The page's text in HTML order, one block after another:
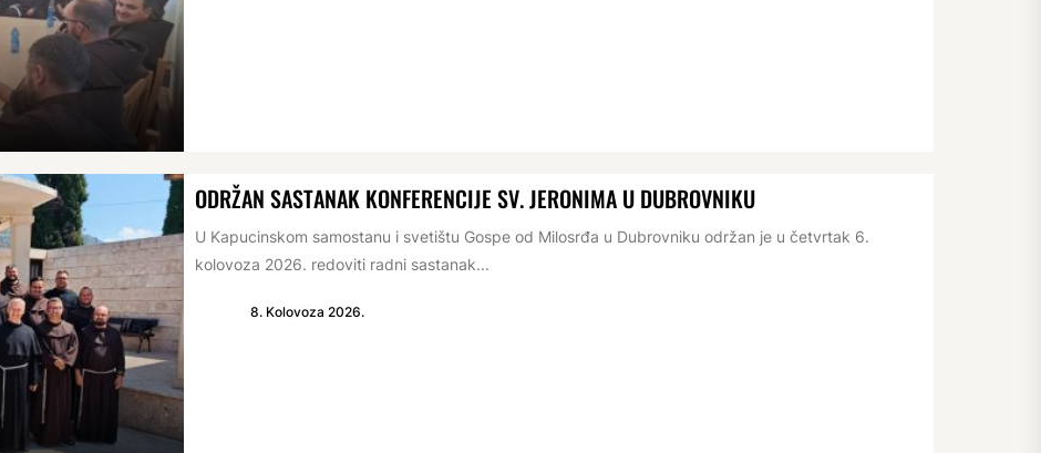
ODRŽAN SASTANAK KONFERENCIJE SV. JERONIMA U DUBROVNIKU
U Kapucinskom samostanu i svetištu Gospe od Milosrđa u Dubrovniku održan je u četvrtak 6.
kolovoza 2026. redoviti radni sastanak...
8. Kolovoza 2026.